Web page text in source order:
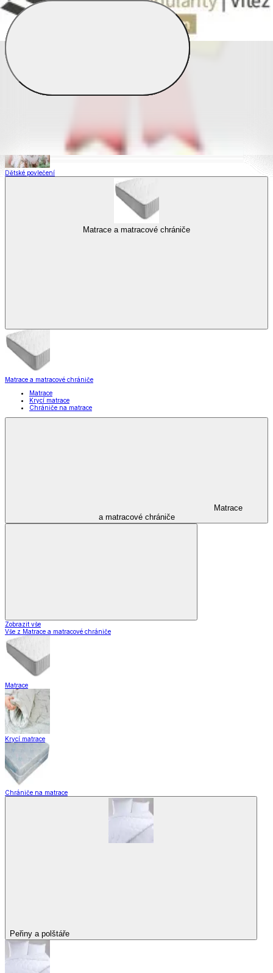
Saténové povlečení
Povlečení s fototiskem
Dětské povlečení
Matrace a matracové chrániče
Matrace a matracové chrániče
Matrace
Krycí matrace
Chrániče na matrace
Matrace
a matracové chrániče
Zobrazit vše
Vše z Matrace a matracové chrániče
Matrace
Krycí matrace
Chrániče na matrace
Peřiny a polštáře